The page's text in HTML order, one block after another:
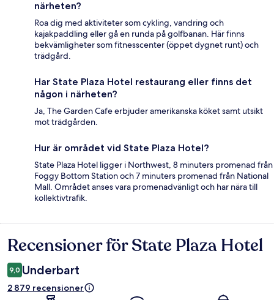
närheten?
Roa dig med aktiviteter som cykling, vandring och
kajakpaddling eller gå en runda på golfbanan. Här finns
bekvämligheter som fitnesscenter (öppet dygnet runt) och
trädgård.
Har State Plaza Hotel restaurang eller finns det
någon i närheten?
Ja, The Garden Cafe erbjuder amerikanska köket samt utsikt
mot trädgården.
Hur är området vid State Plaza Hotel?
State Plaza Hotel ligger i Northwest, 8 minuters promenad från
Foggy Bottom Station och 7 minuters promenad från National
Mall. Området anses vara promenadvänligt och har nära till
kollektivtrafik.
Recensioner
Recensioner för State Plaza Hotel
9,0 Underbart
2 879 recensioner